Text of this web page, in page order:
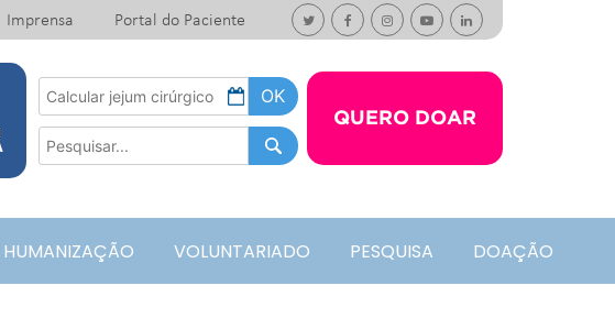
Imprensa Portal do Paciente
QUERO DOAR
HUMANIZAÇÃO VOLUNTARIADO PESQUISA DOAÇÃO